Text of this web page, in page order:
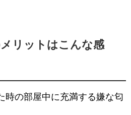
リットはこんな感
時の部屋中に充満する嫌な匂